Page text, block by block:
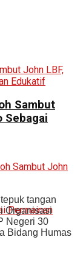
Sambut
Sebagai
tangan
Organisasi
Negeri 30
Bidang Humas